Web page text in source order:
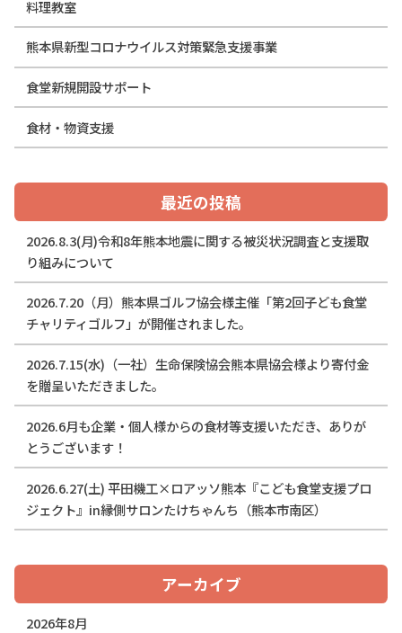
料理教室
熊本県新型コロナウイルス対策緊急支援事業
食堂新規開設サポート
食材・物資支援
最近の投稿
2026.8.3(月)令和8年熊本地震に関する被災状況調査と支援取
り組みについて
2026.7.20（月）熊本県ゴルフ協会様主催「第2回子ども食堂
チャリティゴルフ」が開催されました。
2026.7.15(水)（一社）生命保険協会熊本県協会様より寄付金
を贈呈いただきました。
2026.6月も企業・個人様からの食材等支援いただき、ありが
とうございます！
2026.6.27(土) 平田機工×ロアッソ熊本『こども食堂支援プロ
ジェクト』in縁側サロンたけちゃんち（熊本市南区）
アーカイブ
2026年8月